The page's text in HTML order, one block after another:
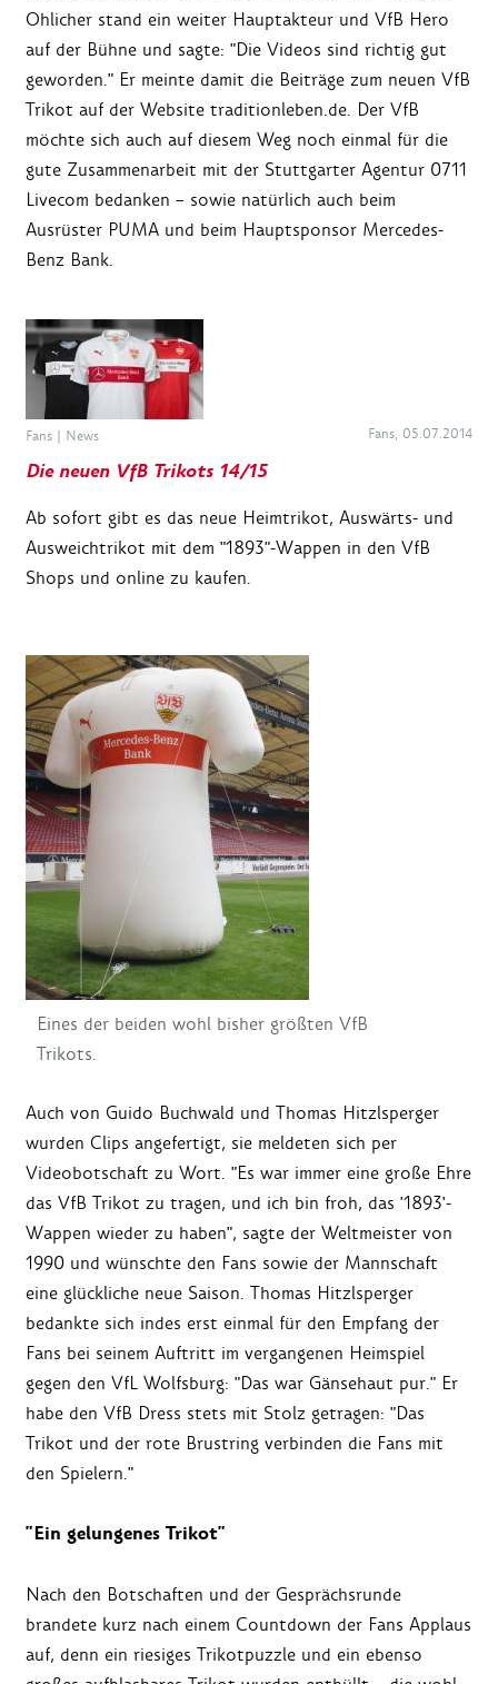
Ohlicher stand ein weiter Hauptakteur und VfB Hero
auf der Bühne und sagte: "Die Videos sind richtig gut
geworden." Er meinte damit die Beiträge zum neuen VfB
Trikot auf der Website traditionleben.de. Der VfB
möchte sich auch auf diesem Weg noch einmal für die
gute Zusammenarbeit mit der Stuttgarter Agentur 0711
Livecom bedanken – sowie natürlich auch beim
Ausrüster PUMA und beim Hauptsponsor Mercedes-
Benz Bank.
Fans | News Fans, 05.07.2014
Die neuen VfB Trikots 14/15
Ab sofort gibt es das neue Heimtrikot, Auswärts- und
Ausweichtrikot mit dem "1893"-Wappen in den VfB
Shops und online zu kaufen.
Eines der beiden wohl bisher größten VfB
Trikots.
Auch von Guido Buchwald und Thomas Hitzlsperger
wurden Clips angefertigt, sie meldeten sich per
Videobotschaft zu Wort. "Es war immer eine große Ehre
das VfB Trikot zu tragen, und ich bin froh, das '1893'-
Wappen wieder zu haben", sagte der Weltmeister von
1990 und wünschte den Fans sowie der Mannschaft
eine glückliche neue Saison. Thomas Hitzlsperger
bedankte sich indes erst einmal für den Empfang der
Fans bei seinem Auftritt im vergangenen Heimspiel
gegen den VfL Wolfsburg: "Das war Gänsehaut pur." Er
habe den VfB Dress stets mit Stolz getragen: "Das
Trikot und der rote Brustring verbinden die Fans mit
den Spielern."
"Ein gelungenes Trikot"
Nach den Botschaften und der Gesprächsrunde
brandete kurz nach einem Countdown der Fans Applaus
auf, denn ein riesiges Trikotpuzzle und ein ebenso